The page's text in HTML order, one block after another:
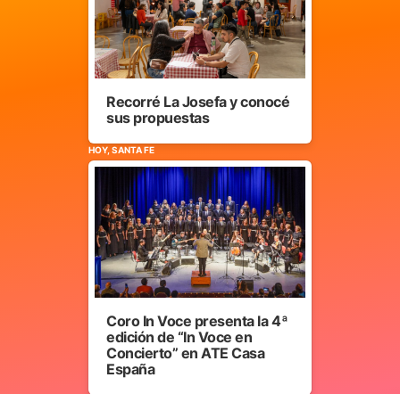
Recorré La Josefa y conocé
sus propuestas
HOY, SANTA FE
Coro In Voce presenta la 4ª
edición de “In Voce en
Concierto” en ATE Casa
España